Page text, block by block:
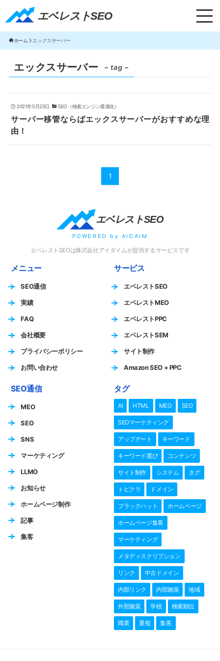
エベレストSEO
エベレストSEO｜TOP
ホーム エックスサーバー
エックスサーバー – tag –
2021年5月25日 SEO（検索エンジン最適化）
サーバー移管ならばエックスサーバーがおすすめな理
由！
1
エベレストSEO
POWERED by AIDAIM
エベレストSEOは株式会社アイダイムが提供するサービスです
メニュー
SEO通信
実績
FAQ
会社概要
プライバシーポリシー
お問い合わせ
サービス
エベレストSEO
エベレストMEO
エベレストPPC
エベレストSEM
サイト制作
Amazon SEO + PPC
SEO通信
MEO
SEO
SNS
マーケティング
LLMO
お知らせ
ホームページ制作
記事
集客
タグ
AI HTML MEO SEO
SEOマーケティング
アップデート キーワード
キーワード選び コンテンツ
サイト制作 システム タグ
トピクラ ドメイン
ブラックハット ホームページ
ホームページ集客
マーケティング
メタディスクリプション
リンク 中古ドメイン
内部リンク 内部施策 地域
外部施策 学校 検索順位
職業 重複 集客